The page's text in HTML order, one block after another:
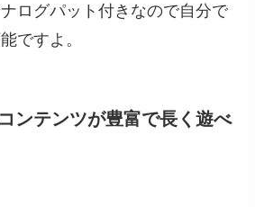
ログパット付きなので自分で
ですよ。
ンテンツが豊富で長く遊べ